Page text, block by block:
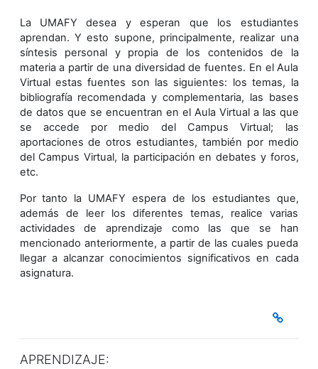
La UMAFY desea y esperan que los estudiantes
aprendan. Y esto supone, principalmente, realizar una
síntesis personal y propia de los contenidos de la
materia a partir de una diversidad de fuentes. En el Aula
Virtual estas fuentes son las siguientes: los temas, la
bibliografía recomendada y complementaria, las bases
de datos que se encuentran en el Aula Virtual a las que
se accede por medio del Campus Virtual; las
aportaciones de otros estudiantes, también por medio
del Campus Virtual, la participación en debates y foros,
etc.
Por tanto la UMAFY espera de los estudiantes que,
además de leer los diferentes temas, realice varias
actividades de aprendizaje como las que se han
mencionado anteriormente, a partir de las cuales pueda
llegar a alcanzar conocimientos significativos en cada
asignatura.
APRENDIZAJE: